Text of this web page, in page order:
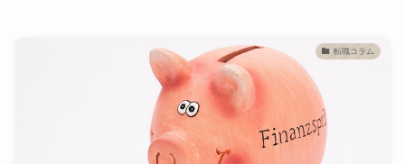
転職コラム